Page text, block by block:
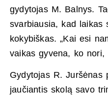
gydytojas M. Balnys.
svarbiausia, kad laikas
kokybiškas. „Kai esi
vaikas gyvena, ko nori,
Gydytojas R. Juršėnas
jaučiantis skolą savo